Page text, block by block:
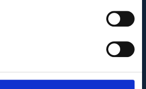
18F